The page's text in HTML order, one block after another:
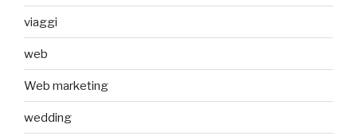
viaggi
web
Web marketing
wedding